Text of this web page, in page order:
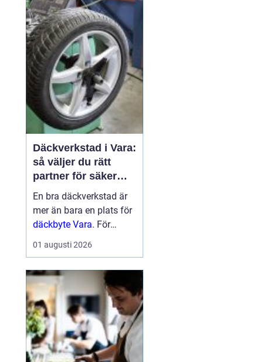
sommardagar sliter hårt
på...
Däckverkstad i Vara:
så väljer du rätt
partner för säker
körning året runt
En bra däckverkstad är
mer än bara en plats för
däckbyte Vara. För
bilägare i Vara handlar
valet om säkerhet,
01 augusti 2026